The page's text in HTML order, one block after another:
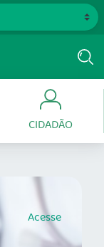
CIDADÃO
Acesse